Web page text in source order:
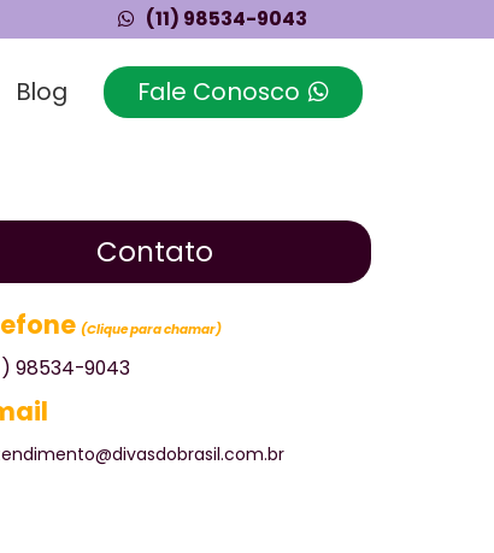
(11) 98534-9043
Blog Fale Conosco
Contato
(Clique para chamar)
98534-9043